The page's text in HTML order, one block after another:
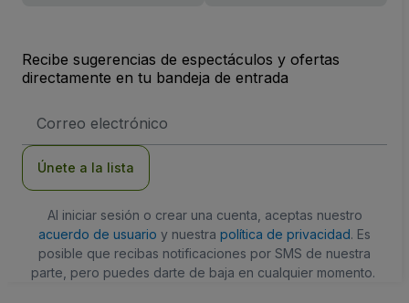
Recibe sugerencias de espectáculos y ofertas
directamente en tu bandeja de entrada
de
Únete a la lista
Al iniciar sesión o crear una cuenta, aceptas nuestro
acuerdo de usuario y nuestra política de privacidad. Es
posible que recibas notificaciones por SMS de nuestra
parte, pero puedes darte de baja en cualquier momento.